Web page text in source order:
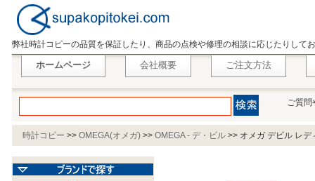
弊社時計コピーの品質を保証したり、商品の点検や修理の相談に応じたりして
ホームページ 会社概要 ご注文方法
ご質問
時計コピー >> OMEGA(オメガ) >> OMEGA - デ・ビル >> オメガ デビル レ